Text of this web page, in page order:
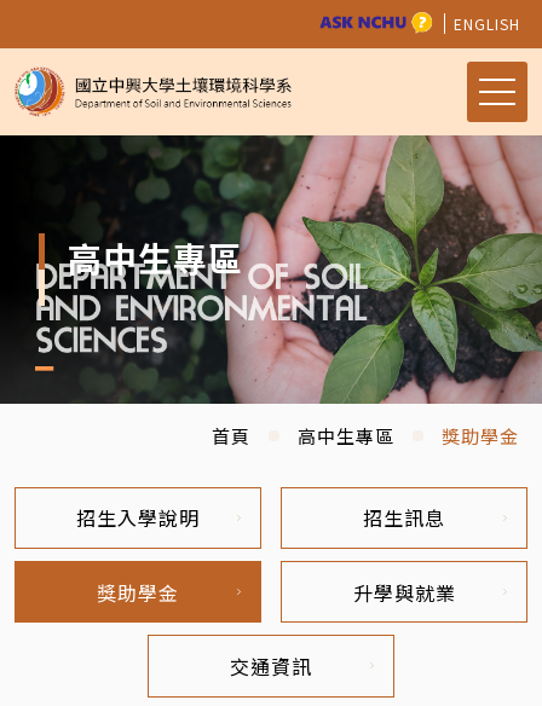
ENGLISH
高中生專區
首頁 高中生專區 獎助學金
招生入學說明 招生訊息
獎助學金 升學與就業
交通資訊